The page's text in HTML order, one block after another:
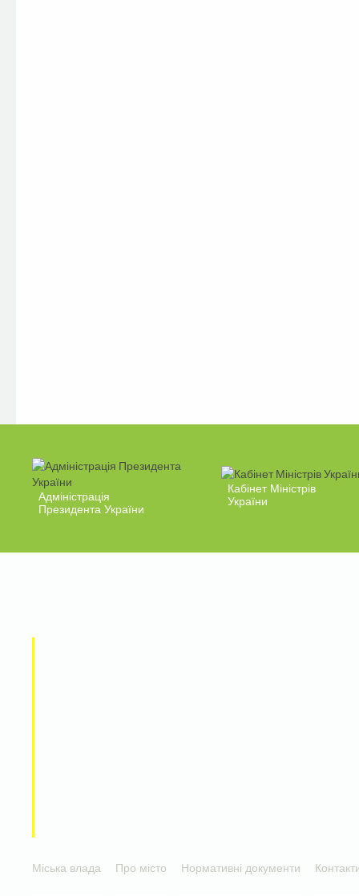
Адміністрація
Президента України
Кабінет Міністрів
України
Міська влада Про місто Нормативні документи